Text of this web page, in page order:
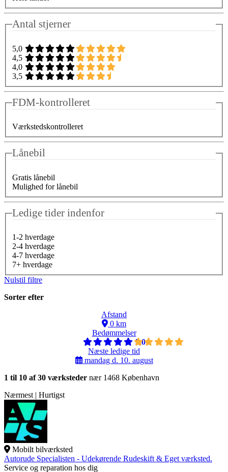
Antal stjerner
5,0
4,5
4,0
3,5
FDM-kontrolleret
Værkstedskontrolleret
Lånebil
Gratis lånebil
Mulighed for lånebil
Ledige tider indenfor
1-2 hverdage
2-4 hverdage
4-7 hverdage
7+ hverdage
Nulstil filtre
Sorter efter
Afstand
0 km
Bedømmelser
5,0
Næste ledige tid
mandag d. 10. august
1 til 10 af 30 værksteder nær 1468 København
Nærmest | Hurtigst
Mobilt bilværksted
Autorude Specialisten - Udekørende Rudeskift & Eget værksted.
Service og reparation hos dig